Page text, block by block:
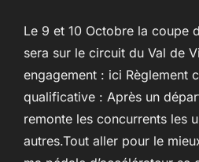
Le 9 et 10 Octobre la coupe
sera sur le circuit du Val de
engagement : ici Règlement
qualificative : Après un
remonte les concurrents les
autres.Tout aller pour le